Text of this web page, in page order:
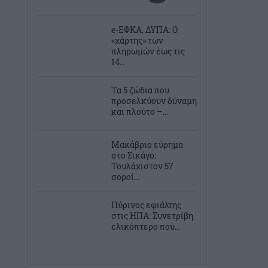
e-ΕΦΚΑ, ΔΥΠΑ: Ο
«χάρτης» των
πληρωμών έως τις
14...
Τα 5 ζώδια που
προσελκύουν δύναμη
και πλούτο –...
Μακάβριο εύρημα
στο Σικάγο:
Τουλάχιστον 57
σοροί...
Πύρινος εφιάλτης
στις ΗΠΑ: Συνετρίβη
ελικόπτερο που...